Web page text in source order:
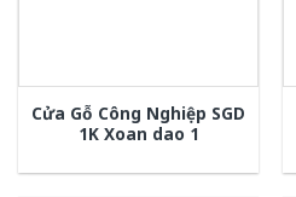
Cửa Gỗ Công Nghiệp SGD
1K Xoan dao 1